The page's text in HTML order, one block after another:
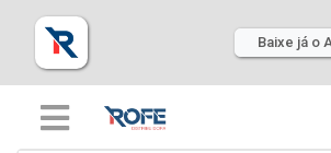
Baixe já o